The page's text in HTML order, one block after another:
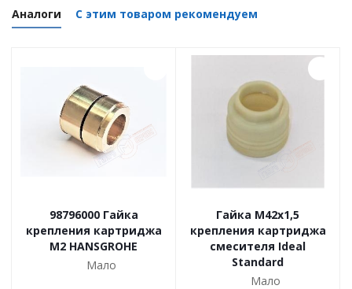
Аналоги С этим товаром рекомендуем
98796000 Гайка
крепления картриджа
М2 HANSGROHE
Мало
Гайка M42х1,5
крепления картриджа
смесителя Ideal
Standard
Мало